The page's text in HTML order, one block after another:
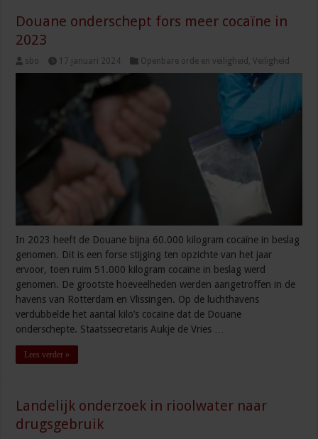
Douane onderschept fors meer cocaïne in
2023
sbo 17 januari 2024 Openbare orde en veiligheid ,Veiligheid
In 2023 heeft de Douane bijna 60.000 kilogram cocaïne in beslag
genomen. Dit is een forse stijging ten opzichte van het jaar
ervoor, toen ruim 51.000 kilogram cocaïne in beslag werd
genomen. De grootste hoeveelheden werden aangetroffen in de
havens van Rotterdam en Vlissingen. Op de luchthavens
verdubbelde het aantal kilo’s cocaïne dat de Douane
onderschepte. Staatssecretaris Aukje de Vries …
Lees verder »
Landelijk onderzoek in rioolwater naar
drugsgebruik